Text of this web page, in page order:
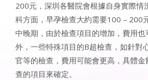
200元，深圳各醫院會根據自身實際情
科方面，早孕檢查大約需要100 – 200
中晚期，由於檢查項目的增加，費用
外，一些特殊項目的B超檢查，如針對
官等的檢查，費用可能會更高，具體
查的項目來確定。